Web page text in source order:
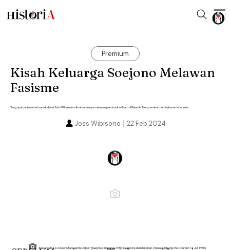
Premium
Kisah Keluarga Soejono Melawan
Fasisme
Sang ayah jadi menteri pada kabinet Ratu Wilhelmina. Anak-anaknya melawan pendudukan Nazi di Belanda. Menyuarakan pembebasan Indonesia.
22 Feb 2024
Joss Wibisono
Keluarga R.A.A. Soejono tatkala tiba di Den Haag musim panas 1930. Irawan di sebelah kanan. (Nieuwe Tilburgsche Courant, 14 Juli 1930).